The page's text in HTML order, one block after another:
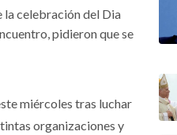
la celebración del Dia
pidieron que se
miércoles tras luchar
organizaciones y